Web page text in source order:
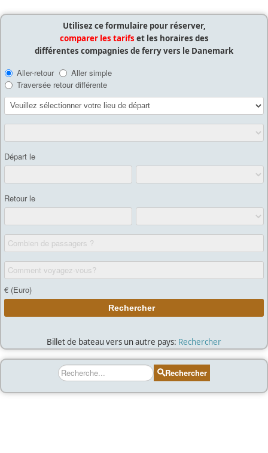
Utilisez ce formulaire pour réserver,
comparer les tarifs et les horaires des
différentes compagnies de ferry vers le Danemark
Billet de bateau vers un autre pays: Rechercher
Rechercher Rechercher